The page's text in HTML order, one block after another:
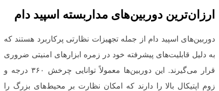
ارزان‌ترین دوربین‌های مداربسته اسپید دام
دوربین‌های اسپید دام از جمله تجهیزات نظارتی پرکاربرد هستند که
به دلیل قابلیت‌های پیشرفته خود در زمره ابزارهای امنیتی ضروری
قرار می‌گیرند. این دوربین‌ها معمولاً توانایی چرخش ۳۶۰ درجه و
زوم اپتیکال بالا را دارند که امکان نظارت بر محیط‌های بزرگ را